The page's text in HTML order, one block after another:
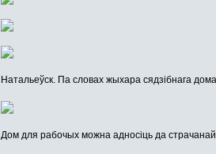
Натальеўск. Па словах жыхара сядзібнага
Дом для рабочых можна адносіць да